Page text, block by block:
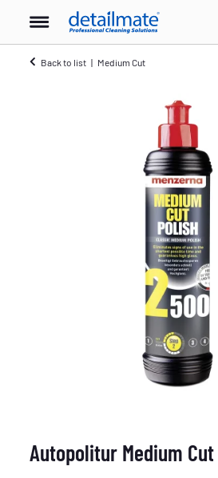
Back to list Medium Cut
Autopolitur Medium